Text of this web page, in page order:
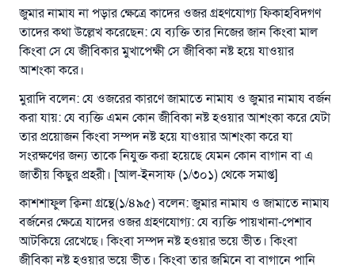
জুমার নামায না পড়ার ক্ষেত্রে কাদের ওজর গ্রহণযোগ্য ফিকাহবিদগণ
তাদের কথা উল্লেখ করেছেন: যে ব্যক্তি তার নিজের জান কিংবা মাল
কিংবা সে যে জীবিকার মুখাপেক্ষী সে জীবিকা নষ্ট হয়ে যাওয়ার
আশংকা করে।
মুরাদি বলেন: যে ওজরের কারণে জামাতে নামায ও জুমার নামায বর্জন
করা যায়: যে ব্যক্তি এমন কোন জীবিকা নষ্ট হওয়ার আশংকা করে যেটা
তার প্রয়োজন কিংবা সম্পদ নষ্ট হয়ে যাওয়ার আশংকা করে যা
সংরক্ষণের জন্য তাকে নিযুক্ত করা হয়েছে যেমন কোন বাগান বা এ
জাতীয় কিছুর প্রহরী। [আল-ইনসাফ (১/৩০১) থেকে সমাপ্ত]
কাশশাফুল ক্বিনা গ্রন্থে(১/৪৯৫) বলেন: জুমার নামায ও জামাতে নামায
বর্জনের ক্ষেত্রে যাদের ওজর গ্রহণযোগ্য: যে ব্যক্তি পায়খানা-পেশাব
আটকিয়ে রেখেছে। কিংবা সম্পদ নষ্ট হওয়ার ভয়ে ভীত। কিংবা
জীবিকা নষ্ট হওয়ার ভয়ে ভীত। কিংবা তার জমিনে বা বাগানে পানি
উত্তর নম্বর ১১০৮৪৫ একটি বিবাহ রক্ষা
উম্মাহকে উত্তর দিতে আমাদেরকে সহযোগিতা করুন
রাসূল সাল্লাল্লাহু আলাইহি ওয়া সাল্লাম বলেছেন
যে ব্যক্তি সৎ কর্মের পথ দেখাবে সে সৎকর্মকারীর সমান
সওয়াব পাবে
(সহিহ মুসলিম; ১৮৯৩)
এখনই শরীক হোন